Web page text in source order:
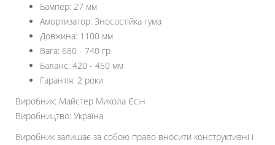
Бампер: 27 мм
Амортизатор: Зносостійка гума
Довжина: 1100 мм
Вага: 680 - 740 гр
Баланс: 420 - 450 мм
Гарантія: 2 роки
Виробник: Майстер Микола Єсін
Виробництво: Україна
Виробник залишає за собою право вносити конструктивні і